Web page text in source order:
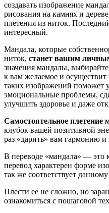
создавать изображение
рисования на камнях и
плетения из ниток.
интересный.
Мандала, которые
ниток, станет вашим
значения мандалы,
к вам желаемое и
таких изображений поможет
эмоциональные проблемы,
улучшить здоровье и даже
Самостоятельное плетение
клубок вашей позитивной
раз «дарить» вам гармонию
В переводе «мандала» — это
перевод характерен форме
так же соответствует
Плести ее не сложно, но
ознакомиться с пошаговой